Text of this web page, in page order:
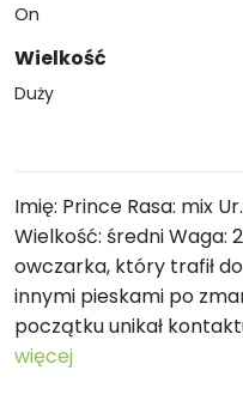
On
Wielkość
Duży
Imię: Prince Rasa: mix
Wielkość: średni Waga:
owczarka, który trafił
innymi pieskami po
początku unikał
więcej